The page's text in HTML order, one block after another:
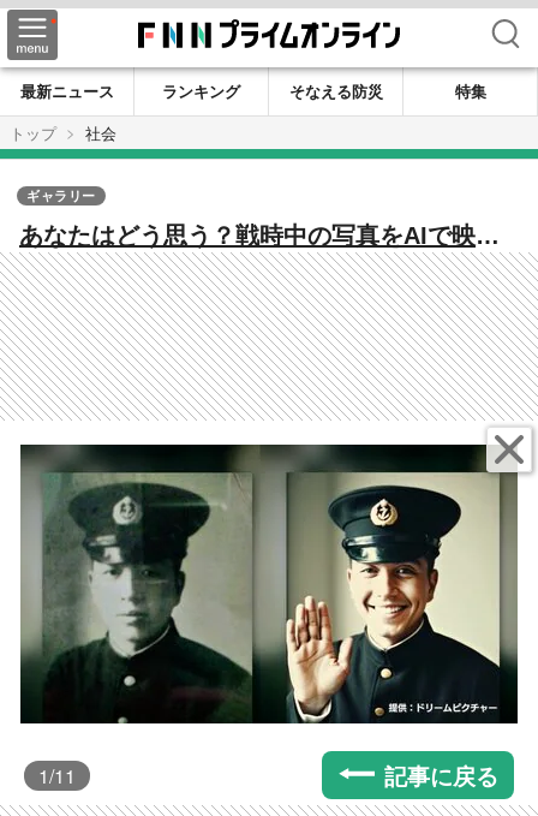
検索
最新ニュース ランキング そなえる防災
特集
トップ
社会
あなたはどう思う？戦時中の写真をAIで映像
化 肯定的な意見と共に否定的な声も 戦争
の記憶を後世につなぐため…何が正解で何が
不正解なのか模索は続く
ギャラリー
1/11 記事に戻る